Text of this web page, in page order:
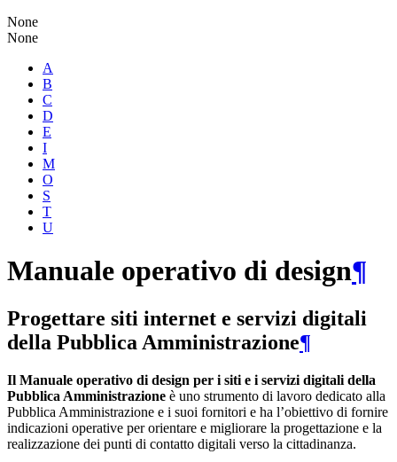
None
None
A
B
C
D
E
I
M
O
S
T
U
Manuale operativo di design¶
Progettare siti internet e servizi digitali
della Pubblica Amministrazione¶
Il Manuale operativo di design per i siti e i servizi digitali della
Pubblica Amministrazione è uno strumento di lavoro dedicato alla
Pubblica Amministrazione e i suoi fornitori e ha l’obiettivo di fornire
indicazioni operative per orientare e migliorare la progettazione e la
realizzazione dei punti di contatto digitali verso la cittadinanza.